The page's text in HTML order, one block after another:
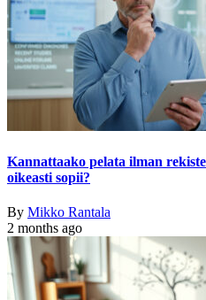
Kannattaako pelata ilman
oikeasti sopii?
By Mikko Rantala
2 months ago